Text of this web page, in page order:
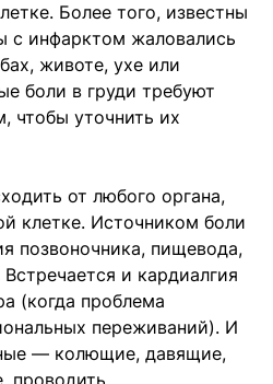
Более того, известны
с инфарктом жаловались
животе, ухе или
боли в груди требуют
чтобы уточнить их
от любого органа,
клетке. Источником боли
позвоночника, пищевода,
и кардиалгия
(когда проблема
переживаний). И
— колющие, давящие,